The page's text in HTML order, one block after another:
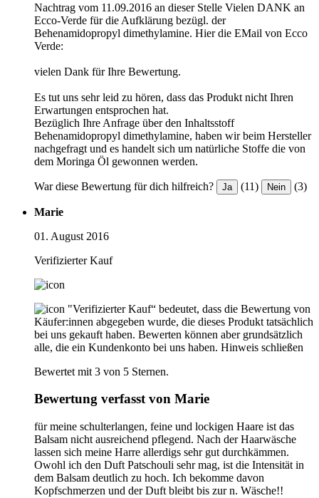
Nachtrag vom 11.09.2016 an dieser Stelle Vielen DANK an
Ecco-Verde für die Aufklärung bezügl. der
Behenamidopropyl dimethylamine. Hier die EMail von Ecco
Verde:
vielen Dank für Ihre Bewertung.
Es tut uns sehr leid zu hören, dass das Produkt nicht Ihren
Erwartungen entsprochen hat.
Bezüglich Ihre Anfrage über den Inhaltsstoff
Behenamidopropyl dimethylamine, haben wir beim Hersteller
nachgefragt und es handelt sich um natürliche Stoffe die von
dem Moringa Öl gewonnen werden.
War diese Bewertung für dich hilfreich? Ja (11) Nein (3)
Marie
01. August 2016
Verifizierter Kauf
"Verifizierter Kauf“ bedeutet, dass die Bewertung von
Käufer:innen abgegeben wurde, die dieses Produkt tatsächlich
bei uns gekauft haben. Bewerten können aber grundsätzlich
alle, die ein Kundenkonto bei uns haben. Hinweis schließen
Bewertet mit 3 von 5 Sternen.
Bewertung verfasst von Marie
für meine schulterlangen, feine und lockigen Haare ist das
Balsam nicht ausreichend pflegend. Nach der Haarwäsche
lassen sich meine Harre allerdigs sehr gut durchkämmen.
Owohl ich den Duft Patschouli sehr mag, ist die Intensität in
dem Balsam deutlich zu hoch. Ich bekomme davon
Kopfschmerzen und der Duft bleibt bis zur n. Wäsche!!